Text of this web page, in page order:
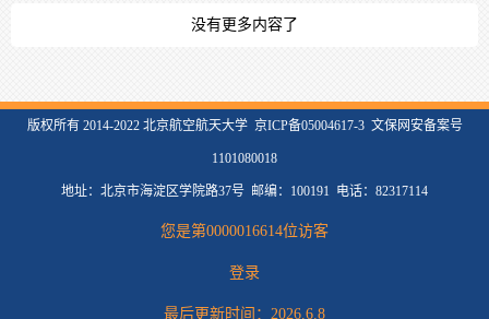
没有更多内容了
版权所有 2014-2022 北京航空航天大学 京ICP备05004617-3 文保网安备案号
1101080018
地址：北京市海淀区学院路37号 邮编：100191 电话：82317114
您是第0000016614位访客
登录
最后更新时间： 2026.6.8